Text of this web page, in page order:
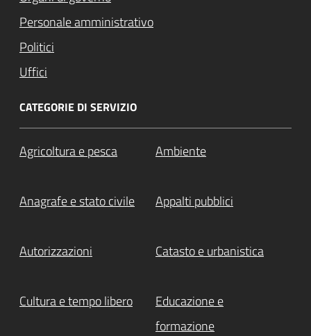
Personale amministrativo
Politici
Uffici
CATEGORIE DI SERVIZIO
Agricoltura e pesca Ambiente
Anagrafe e stato civile Appalti pubblici
Autorizzazioni Catasto e urbanistica
Cultura e tempo libero
Educazione e
formazione